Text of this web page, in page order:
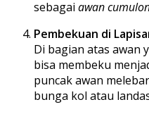
sebagai awan
Pembekuan di
Di bagian atas awan
bisa membeku
puncak awan
bunga kol atau